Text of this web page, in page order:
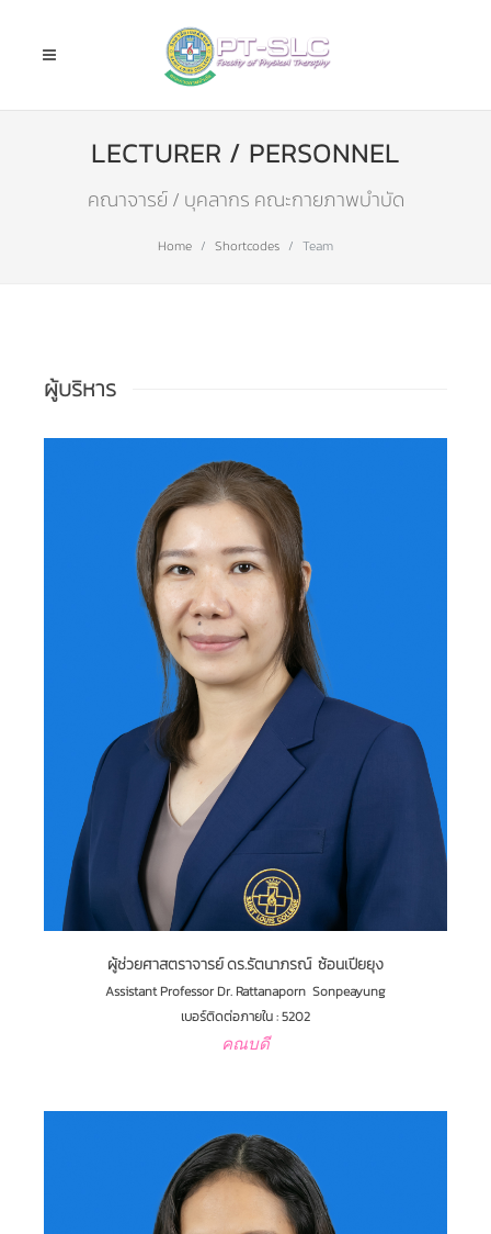
LECTURER / PERSONNEL
คณาจารย์ / บุคลากร คณะกายภาพบำบัด
Home Shortcodes Team
ผู้บริหาร
ผู้ช่วยศาสตราจารย์ ดร.รัตนาภรณ์ ซ้อนเปียยุง
Assistant Professor Dr. Rattanaporn Sonpeayung
เบอร์ติดต่อภายใน : 5202
คณบดี